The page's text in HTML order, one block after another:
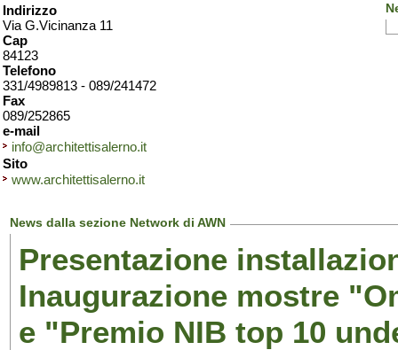
Indirizzo
Via G.Vicinanza 11
Cap
84123
Telefono
331/4989813 - 089/241472
Fax
089/252865
e-mail
info@architettisalerno.it
Sito
www.architettisalerno.it
News dalla sezione Network di AWN
Presentazione
Inaugurazione mostre
e "Premio NIB top 10